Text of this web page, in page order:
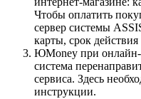
Чтобы оплатить
сервер системы
карты, срок
ЮMoney при онлайн-
система
сервиса. Здесь
инструкции.